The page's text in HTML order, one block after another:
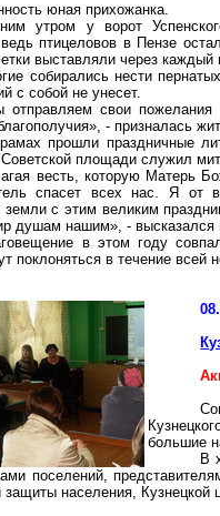
юная прихожанка.
утром у ворот
ведь птицеловов в Пензе
выставляли через каждый
собирались нести
с собой не унесет.
отправляем свои
- призналась
прошли праздничные
площади служил
весть, которую Матерь
спасет всех нас. Я от
земли с этим великим
душам нашим», - высказался
в этом году
поклоняться в течение
большие
В
поселений,
защиты населения, Кузнецкой